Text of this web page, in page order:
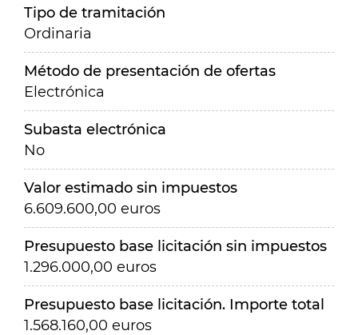
Tipo de tramitación
Ordinaria
Método de presentación de ofertas
Electrónica
Subasta electrónica
No
Valor estimado sin impuestos
6.609.600,00 euros
Presupuesto base licitación sin impuestos
1.296.000,00 euros
Presupuesto base licitación. Importe total
1.568.160,00 euros